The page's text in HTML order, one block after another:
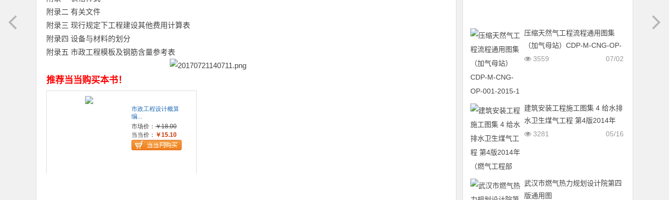
附录二 有关文件
附录三 现行规定下工程建设其他费用计算表
附录四 设备与材料的划分
附录五 市政工程模板及钢筋含量参考表
推荐当当购买本书！
压缩天然气工程流程通用图集
（加气母站）CDP-M-CNG-OP-
001-2015-1
07/02
3559
建筑安装工程施工图集 4 给水排
水卫生煤气工程 第4版2014年
（燃气工程部分） [吴俊奇，邢
05/16
3281
武汉市燃气热力规划设计院第四
版通用图